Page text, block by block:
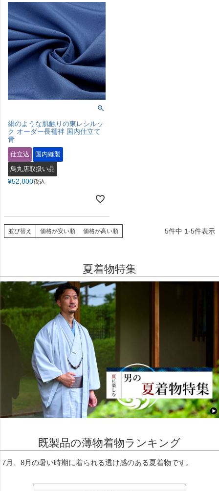
絹のような肌触りの東レシルッ
ク オーダー長襦袢 国内仕立て
青
仕立込 国内縫製
烏丸店取扱い品
¥52,800税込
並び替え 価格が安い順 価格が高い順 5件中 1-5件表示
夏着物特集
既製品の薄物着物ランキング
7月、8月の暑い時期に着られる透け感のある夏着物です。